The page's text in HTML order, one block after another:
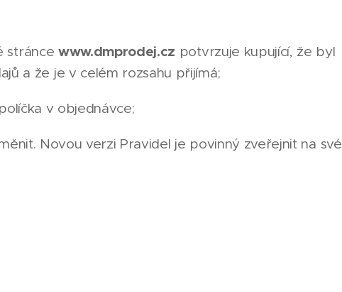
stránce www.dmprodej.cz potvrzuje kupující, že byl
a že je v celém rozsahu přijímá;
v objednávce;
Novou verzi Pravidel je povinný zveřejnit na své